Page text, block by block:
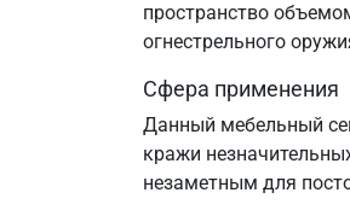
пространство
огнестрельного
Сфера применения
Данный мебельный
кражи
незаметным для